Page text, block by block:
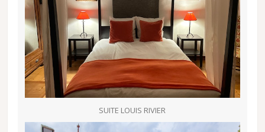
SUITE LOUIS RIVIER